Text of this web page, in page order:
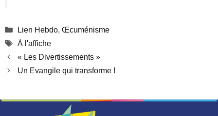
Catégories
Lien Hebdo, Œcuménisme
Étiquettes
À l'affiche
« Les Divertissements »
Un Evangile qui transforme !